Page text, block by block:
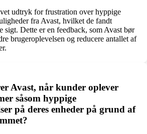
udtryk for frustration over hyppige
fra Avast, hvilket de fandt
sigt. Dette er en feedback, som Avast bør
brugeroplevelsen og reducere antallet af
Avast, når kunder oplever
såsom hyppige
på deres enheder på grund af